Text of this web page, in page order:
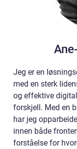
Jeg er en
med en sterk
og effektive
forskjell. Med en
har jeg
innen både
forståelse for